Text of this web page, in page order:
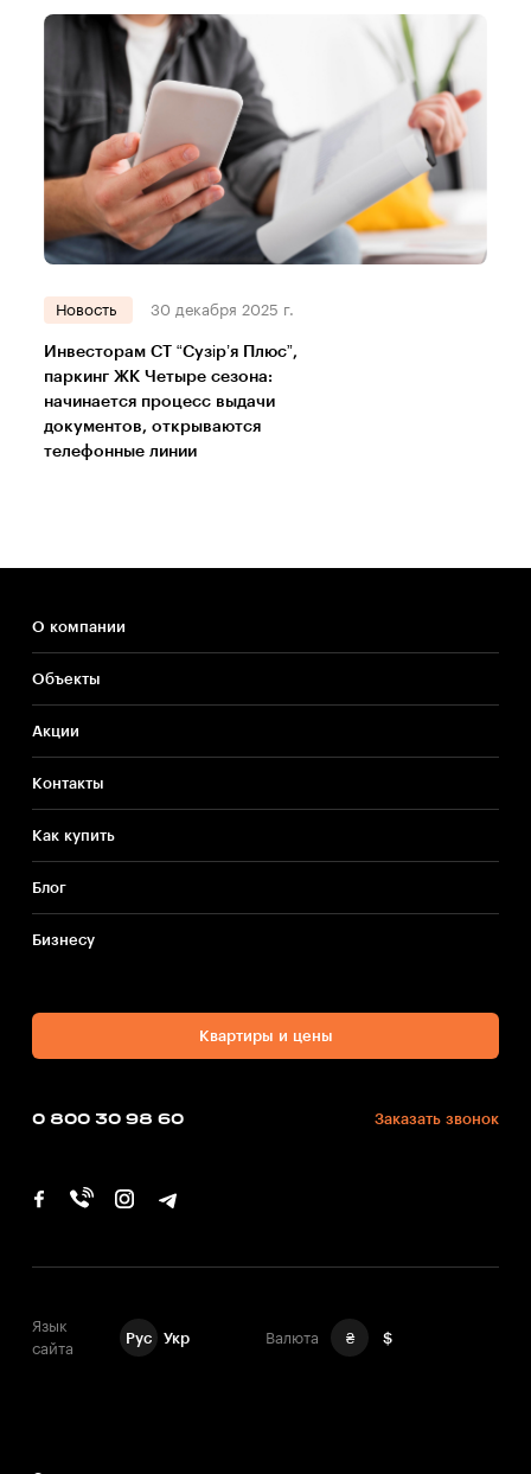
Новость 30 декабря 2025 г.
Инвесторам СТ “Сузір’я Плюс”,
паркинг ЖК Четыре сезона:
начинается процесс выдачи
документов, открываются
телефонные линии
О компании
Объекты
Акции
Контакты
Как купить
Блог
Бизнесу
Квартиры и цены
0 800 30 98 60 Заказать звонок
Язык
сайта
Рус Укр Валюта ₴ $